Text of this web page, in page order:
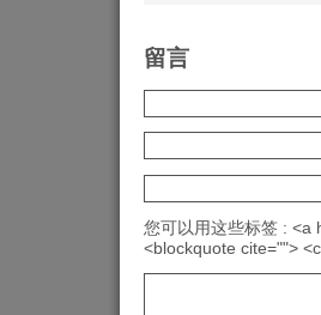
留言
您可以用这些标签 : <a
<blockquote cite="">